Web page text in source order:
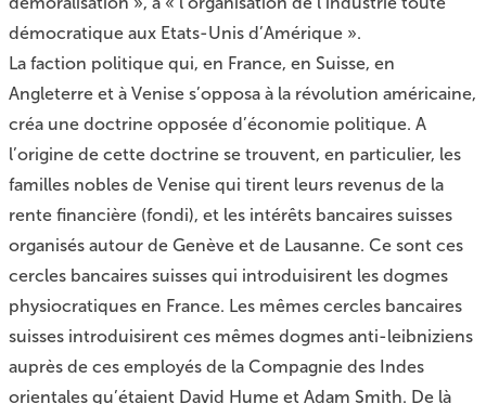
démocratique aux Etats-Unis d’Amérique ».
La faction politique qui, en France, en Suisse, en
Angleterre et à Venise s’opposa à la révolution américaine,
créa une doctrine opposée d’économie politique. A
l’origine de cette doctrine se trouvent, en particulier, les
familles nobles de Venise qui tirent leurs revenus de la
rente financière (fondi), et les intérêts bancaires suisses
organisés autour de Genève et de Lausanne. Ce sont ces
cercles bancaires suisses qui introduisirent les dogmes
physiocratiques en France. Les mêmes cercles bancaires
suisses introduisirent ces mêmes dogmes anti-leibniziens
auprès de ces employés de la Compagnie des Indes
orientales qu’étaient David Hume et Adam Smith. De là